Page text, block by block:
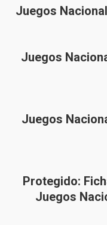
Juegos
Juegos
Juegos
Protegido:
Juegos